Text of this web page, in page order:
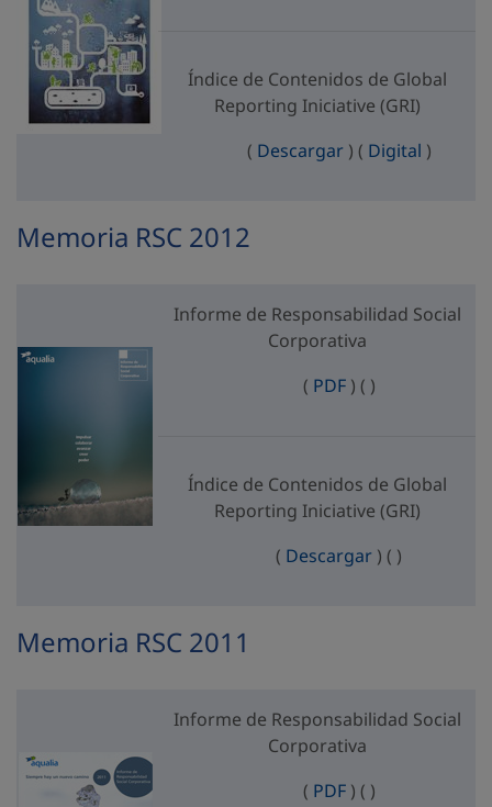
Índice de Contenidos de Global
Reporting Iniciative (GRI)
( DescargarÍndice de
) ( DigitalÍndice
)
Memoria RSC 2012
Informe de Responsabilidad Social
Corporativa
( PDFInforme de
) ( Informe de
)
Índice de Contenidos de Global
Reporting Iniciative (GRI)
( DescargarÍndice de
) ( Índice de
)
Memoria RSC 2011
Informe de Responsabilidad Social
Corporativa
( PDFInforme de
) ( Informe de
)